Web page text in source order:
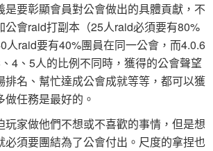
是要彰顯會員對公會做出的具體貢獻，不
公會raid打副本（25人raid必須要有80%
人raid要有40%團員在同一公會，而4.0.6
4、5人的比例不同時，獲得的公會聲望
排名、幫忙達成公會成就等等，都可以獲
任務是最好的。
玩家做他們不想或不喜歡的事情，但是想
必須要團結為了公會付出。尺度的拿捏也